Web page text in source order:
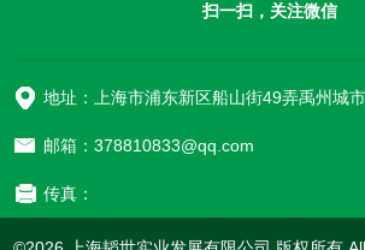
扫一扫，关注微信
邮箱：378810833@qq.com
传真：